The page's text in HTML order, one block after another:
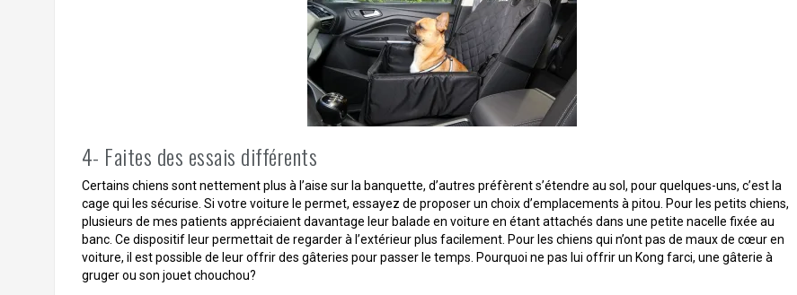
4- Faites des essais différents
Certains chiens sont nettement plus à l’aise sur la banquette, d’autres préfèrent s’étendre au sol, pour quelques-uns, c’est la
cage qui les sécurise. Si votre voiture le permet, essayez de proposer un choix d’emplacements à pitou. Pour les petits chiens,
plusieurs de mes patients appréciaient davantage leur balade en voiture en étant attachés dans une petite nacelle fixée au
banc. Ce dispositif leur permettait de regarder à l’extérieur plus facilement. Pour les chiens qui n’ont pas de maux de cœur en
voiture, il est possible de leur offrir des gâteries pour passer le temps. Pourquoi ne pas lui offrir un Kong farci, une gâterie à
gruger ou son jouet chouchou?